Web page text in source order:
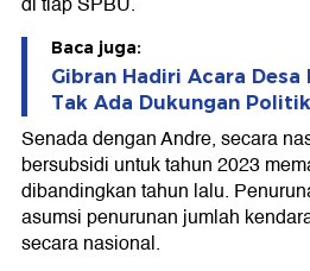
Baca juga:
Gibran Hadiri Acara Desa
Tak Ada Dukungan Politik
Senada dengan Andre, secara
bersubsidi untuk tahun 2023
dibandingkan tahun lalu.
asumsi penurunan jumlah
secara nasional.